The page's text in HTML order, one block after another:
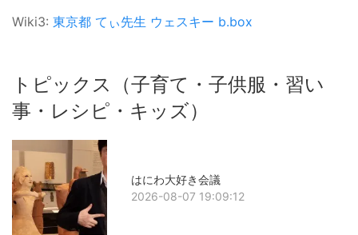
Wiki3: 東京都 てぃ先生 ウェスキー b.box
トピックス（子育て・子供服・習い
事・レシピ・キッズ）
はにわ大好き会議
2026-08-07 19:09:12